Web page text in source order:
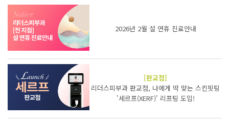
2026년 2월 설 연휴 진료안내
[판교점]
리더스피부과 판교점, 나에게 딱 맞는 스킨핏팅
'세르프(XERF)' 리프팅 도입!